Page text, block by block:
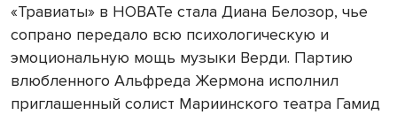
«Травиаты» в НОВАТе стала Диана Белозор, чье
сопрано передало всю психологическую и
эмоциональную мощь музыки Верди. Партию
влюбленного Альфреда Жермона исполнил
приглашенный солист Мариинского театра Гамид